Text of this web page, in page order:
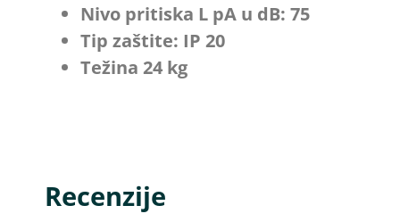
Nivo pritiska L pA u dB: 75
Tip zaštite: IP 20
Težina 24 kg
Recenzije